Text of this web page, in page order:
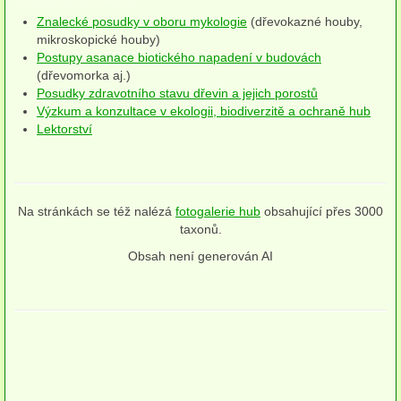
Houby (Fotogalerie)
podle typu plodnic
Apothecia
na dřevě
koprofilní
Znalecké posudky v oboru mykologie (dřevokazné houby,
mikroskopické houby)
Postupy asanace biotického napadení v budovách
(dřevomorka aj.)
Posudky zdravotního stavu dřevin a jejich porostů
Výzkum a konzultace v ekologii, biodiverzitě a ochraně hub
Lektorství
Na stránkách se též nalézá fotogalerie hub obsahující přes 3000
taxonů.
Obsah není generován AI